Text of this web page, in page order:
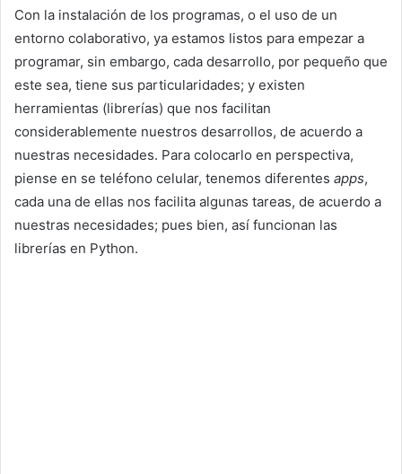
Con la instalación de los programas, o el uso de un
entorno colaborativo, ya estamos listos para empezar a
programar, sin embargo, cada desarrollo, por pequeño que
este sea, tiene sus particularidades; y existen
herramientas (librerías) que nos facilitan
considerablemente nuestros desarrollos, de acuerdo a
nuestras necesidades. Para colocarlo en perspectiva,
piense en se teléfono celular, tenemos diferentes apps,
cada una de ellas nos facilita algunas tareas, de acuerdo a
nuestras necesidades; pues bien, así funcionan las
librerías en Python.